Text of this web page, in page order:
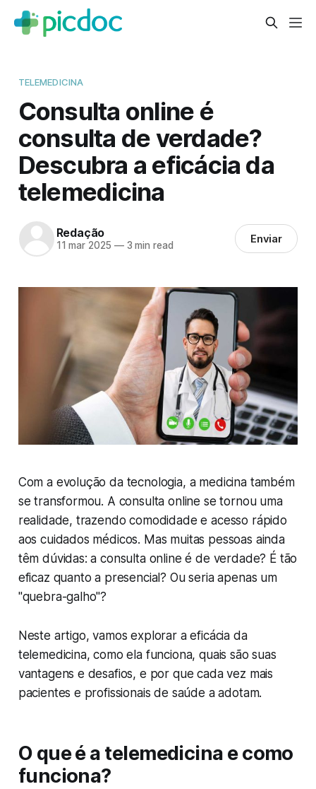
TELEMEDICINA
Consulta online é
consulta de verdade?
Descubra a eficácia da
telemedicina
Redação
11 mar 2025 —3 min read Enviar
Com a evolução da tecnologia, a medicina também
se transformou. A consulta online se tornou uma
realidade, trazendo comodidade e acesso rápido
aos cuidados médicos. Mas muitas pessoas ainda
têm dúvidas: a consulta online é de verdade? É tão
eficaz quanto a presencial? Ou seria apenas um
"quebra-galho"?
Neste artigo, vamos explorar a eficácia da
telemedicina, como ela funciona, quais são suas
vantagens e desafios, e por que cada vez mais
pacientes e profissionais de saúde a adotam.
O que é a telemedicina e como
funciona?